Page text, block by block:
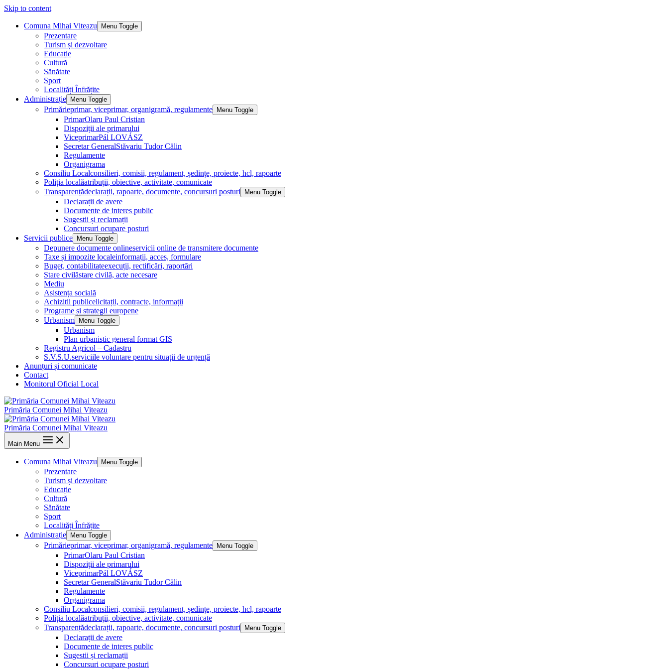
Skip to content
Comuna Mihai Viteazu Menu Toggle
Prezentare
Turism și dezvoltare
Educație
Cultură
Sănătate
Sport
Localități Înfrățite
Administrație
Menu Toggle
Primărieprimar, viceprimar, organigramă, regulamente Menu Toggle
PrimarOlaru Paul Cristian
Dispoziții ale primarului
ViceprimarPál LOVÁSZ
Secretar GeneralStăvariu Tudor Călin
Regulamente
Organigrama
Consiliu Localconsilieri, comisii, regulament, ședințe, proiecte, hcl, rapoarte
Poliția localăatribuții, obiective, activitate, comunicate
Transparențădeclarații, rapoarte, documente, concursuri posturi Menu Toggle
Declarații de avere
Documente de interes public
Sugestii și reclamații
Concursuri ocupare posturi
Servicii publice
Menu Toggle
Depunere documente onlineservicii online de transmitere documente
Taxe și impozite localeinformații, acces, formulare
Buget, contabilitateexecuții, rectificări, raportări
Stare civilăstare civilă, acte necesare
Mediu
Asistența socială
Achiziții publicelicitații, contracte, informații
Programe și strategii europene
Urbanism
Menu Toggle
Urbanism
Plan urbanistic general format GIS
Registru Agricol – Cadastru
S.V.S.U.serviciile voluntare pentru situații de urgență
Anunțuri și comunicate
Contact
Monitorul Oficial Local
Primăria Comunei Mihai Viteazu
Primăria Comunei Mihai Viteazu
Main Menu
Comuna Mihai Viteazu Menu Toggle
Prezentare
Turism și dezvoltare
Educație
Cultură
Sănătate
Sport
Localități Înfrățite
Administrație
Menu Toggle
Primărieprimar, viceprimar, organigramă, regulamente Menu Toggle
PrimarOlaru Paul Cristian
Dispoziții ale primarului
ViceprimarPál LOVÁSZ
Secretar GeneralStăvariu Tudor Călin
Regulamente
Organigrama
Consiliu Localconsilieri, comisii, regulament, ședințe, proiecte, hcl, rapoarte
Poliția localăatribuții, obiective, activitate, comunicate
Transparențădeclarații, rapoarte, documente, concursuri posturi Menu Toggle
Declarații de avere
Documente de interes public
Sugestii și reclamații
Concursuri ocupare posturi